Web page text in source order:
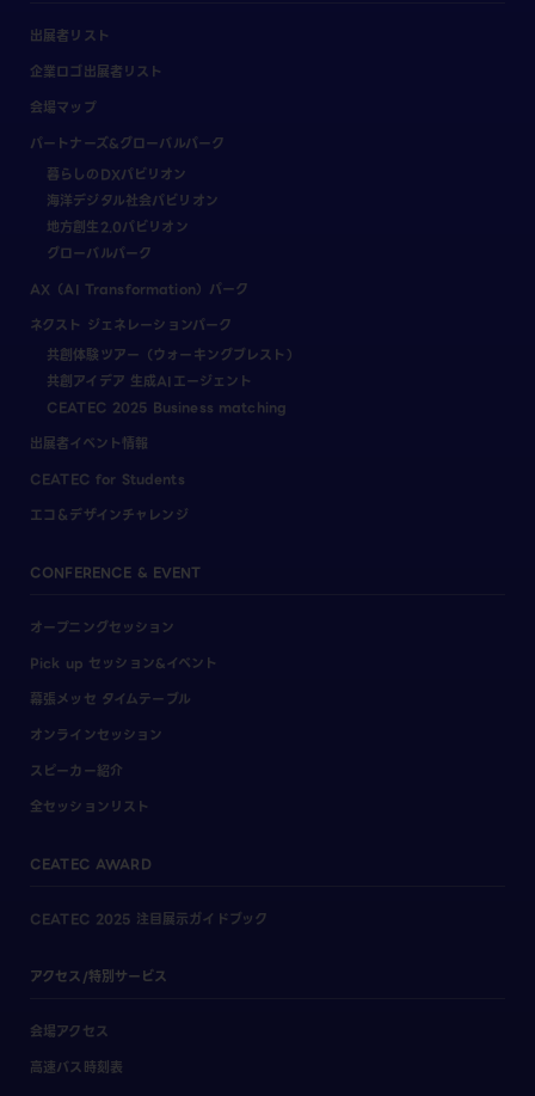
出展者リスト
企業ロゴ出展者リスト
会場マップ
パートナーズ&グローバルパーク
暮らしのDXパビリオン
海洋デジタル社会パビリオン
地方創生2.0パビリオン
グローバルパーク
AX（AI Transformation）パーク
ネクスト ジェネレーションパーク
共創体験ツアー（ウォーキングブレスト）
共創アイデア 生成AIエージェント
CEATEC 2025 Business matching
出展者イベント情報
CEATEC for Students
エコ＆デザインチャレンジ
CONFERENCE & EVENT
オープニングセッション
Pick up セッション&イベント
幕張メッセ タイムテーブル
オンラインセッション
スピーカー紹介
全セッションリスト
CEATEC AWARD
CEATEC 2025 注目展示ガイドブック
アクセス/特別サービス
会場アクセス
高速バス時刻表